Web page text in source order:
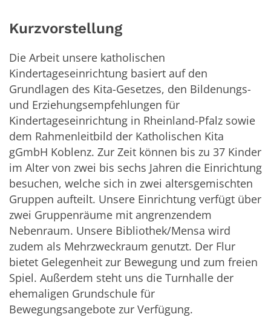
Kurzvorstellung
Die Arbeit unsere katholischen
Kindertageseinrichtung basiert auf den
Grundlagen des Kita-Gesetzes, den Bildenungs-
und Erziehungsempfehlungen für
Kindertageseinrichtung in Rheinland-Pfalz sowie
dem Rahmenleitbild der Katholischen Kita
gGmbH Koblenz. Zur Zeit können bis zu 37 Kinder
im Alter von zwei bis sechs Jahren die Einrichtung
besuchen, welche sich in zwei altersgemischten
Gruppen aufteilt. Unsere Einrichtung verfügt über
zwei Gruppenräume mit angrenzendem
Nebenraum. Unsere Bibliothek/Mensa wird
zudem als Mehrzweckraum genutzt. Der Flur
bietet Gelegenheit zur Bewegung und zum freien
Spiel. Außerdem steht uns die Turnhalle der
ehemaligen Grundschule für
Bewegungsangebote zur Verfügung.